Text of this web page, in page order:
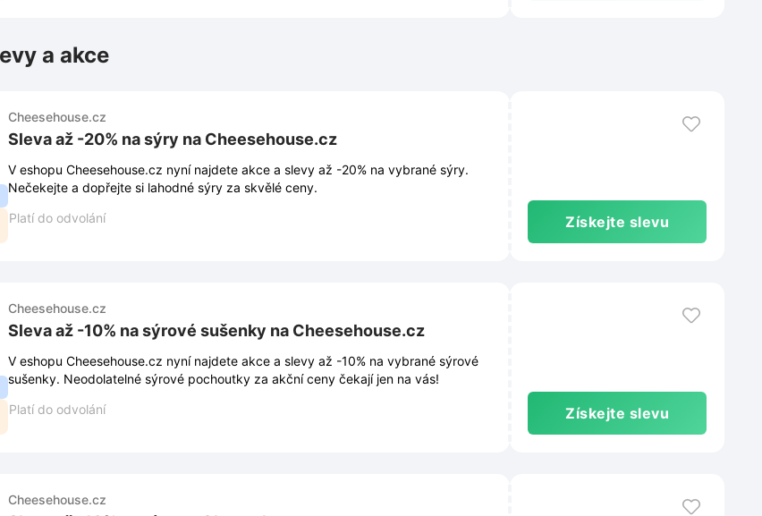
a akce
Cheesehouse.cz
Sleva až -20% na sýry na Cheesehouse.cz
V eshopu Cheesehouse.cz nyní najdete akce a slevy až -20% na vybrané sýry.
Nečekejte a dopřejte si lahodné sýry za skvělé ceny.
Platí do odvolání
Získejte slevu
Cheesehouse.cz
Sleva až -10% na sýrové sušenky na Cheesehouse.cz
V eshopu Cheesehouse.cz nyní najdete akce a slevy až -10% na vybrané sýrové
sušenky. Neodolatelné sýrové pochoutky za akční ceny čekají jen na vás!
Platí do odvolání
Získejte slevu
Cheesehouse.cz